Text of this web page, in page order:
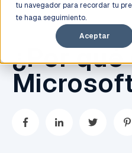
tu navegador para recordar tu
te haga seguimiento.
Aceptar
OFFICE 365
¿Por